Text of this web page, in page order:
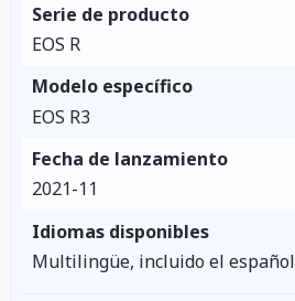
Serie de producto
EOS R
Modelo específico
EOS R3
Fecha de lanzamiento
2021-11
Idiomas disponibles
Multilingüe, incluido el español